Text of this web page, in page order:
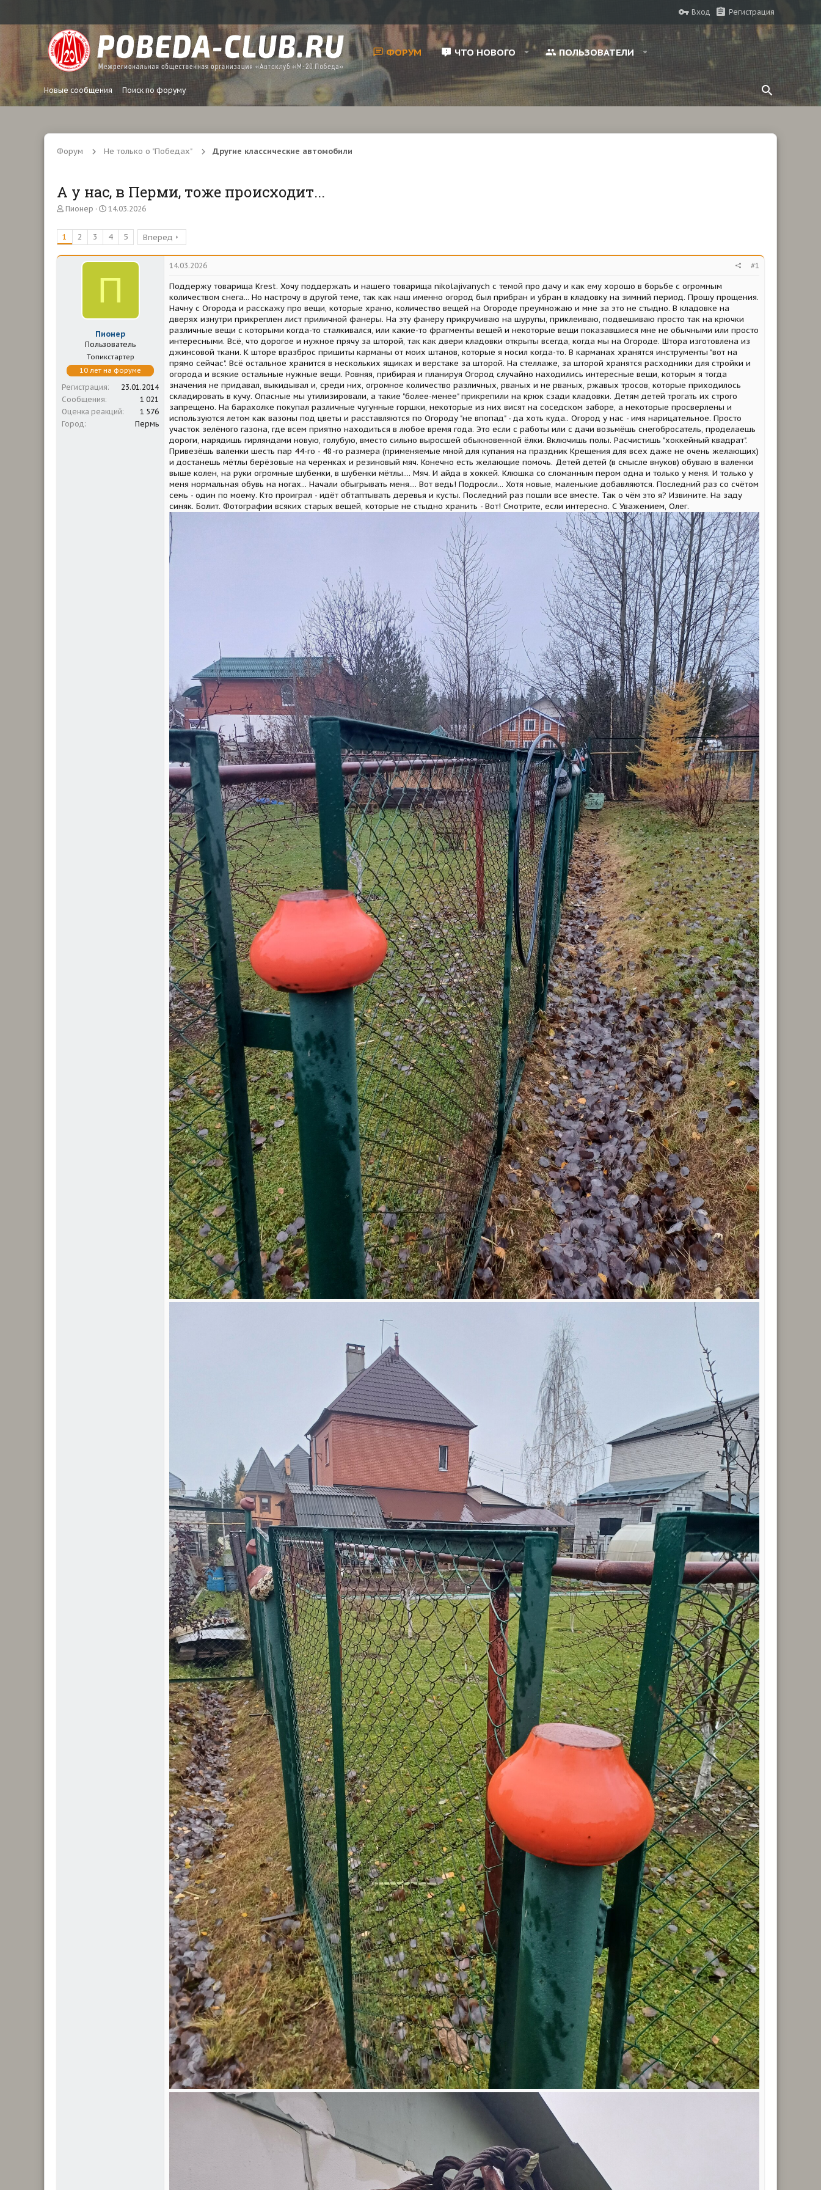
Вход Регистрация
ФОРУМ ЧТО НОВОГО ПОЛЬЗОВАТЕЛИ
Новые сообщения Поиск по форуму
Форум Не только о "Победах" Другие классические автомобили
А у нас, в Перми, тоже происходит...
А
т
о
р
т
Пионер
Д
т
а
н
а
а
14.03.2026
1 2 3 4 5 Вперед
П
Пионер
Пользователь
Топикстартер
10 лет на форуме
Регистрация
23.01.2014
Сообщения
1 021
Оценка реакций
1 576
Город
Пермь
14.03.2026 #1
Поддержу товарища Krest. Хочу поддержать и нашего товарища nikolajivanych с темой про дачу и как ему хорошо в борьбе с огромным
количеством снега... Но настрочу в другой теме, так как наш именно огород был прибран и убран в кладовку на зимний период. Прошу прощения.
Начну с Огорода и расскажу про вещи, которые храню, количество вещей на Огороде преумножаю и мне за это не стыдно. В кладовке на
дверях изнутри прикреплен лист приличной фанеры. На эту фанеру прикручиваю на шурупы, приклеиваю, подвешиваю просто так на крючки
различные вещи с которыми когда-то сталкивался, или какие-то фрагменты вещей и некоторые вещи показавшиеся мне не обычными или просто
интересными. Всё, что дорогое и нужное прячу за шторой, так как двери кладовки открыты всегда, когда мы на Огороде. Штора изготовлена из
джинсовой ткани. К шторе вразброс пришиты карманы от моих штанов, которые я носил когда-то. В карманах хранятся инструменты "вот на
прямо сейчас". Всё остальное хранится в нескольких ящиках и верстаке за шторой. На стеллаже, за шторой хранятся расходники для стройки и
огорода и всякие остальные нужные вещи. Ровняя, прибирая и планируя Огород случайно находились интересные вещи, которым я тогда
значения не придавал, выкидывал и, среди них, огромное количество различных, рваных и не рваных, ржавых тросов, которые приходилось
складировать в кучу. Опасные мы утилизировали, а такие "более-менее" прикрепили на крюк сзади кладовки. Детям детей трогать их строго
запрещено. На барахолке покупал различные чугунные горшки, некоторые из них висят на соседском заборе, а некоторые просверлены и
используются летом как вазоны под цветы и расставляются по Огороду "не впопад" - да хоть куда.. Огород у нас - имя нарицательное. Просто
участок зелёного газона, где всем приятно находиться в любое время года. Это если с работы или с дачи возьмёшь снегобросатель, проделаешь
дороги, нарядишь гирляндами новую, голубую, вместо сильно выросшей обыкновенной ёлки. Включишь полы. Расчистишь "хоккейный квадрат".
Привезёшь валенки шесть пар 44-го - 48-го размера (применяемые мной для купания на праздник Крещения для всех даже не очень желающих)
и достанешь мётлы берёзовые на черенках и резиновый мяч. Конечно есть желающие помочь. Детей детей (в смысле внуков) обуваю в валенки
выше колен, на руки огромные шубенки, в шубенки мётлы.... Мяч. И айда в хоккей. Клюшка со сломанным пером одна и только у меня. И только у
меня нормальная обувь на ногах... Начали обыгрывать меня.... Вот ведь! Подросли... Хотя новые, маленькие добавляются. Последний раз со счётом
семь - один по моему. Кто проиграл - идёт обтаптывать деревья и кусты. Последний раз пошли все вместе. Так о чём это я? Извините. На заду
синяк. Болит. Фотографии всяких старых вещей, которые не стыдно хранить - Вот! Смотрите, если интересно. С Уважением, Олег.